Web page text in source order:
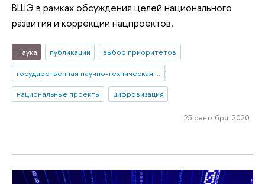
ВШЭ в рамках обсуждения целей национального
развития и коррекции нацпроектов.
Наука публикации
выбор приоритетов
государственная научно-техническая политика
национальные проекты
цифровизация
25 сентября 2020